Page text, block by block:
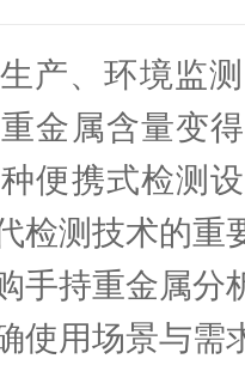
、环境监测
金属含量变
便携式检测
检测技术的重
持重金属分
用场景与需